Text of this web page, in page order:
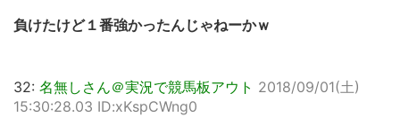
負けたけど１番強かったんじゃねーかｗ
32: 名無しさん＠実況で競馬板アウト 2018/09/01(土)
15:30:28.03 ID:xKspCWng0